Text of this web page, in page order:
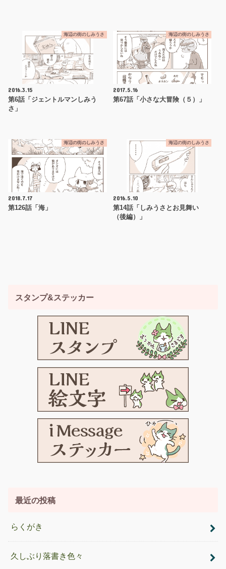
海辺の街のしみうさ
2016.3.15
第6話「ジェントルマンしみう
さ」
海辺の街のしみうさ
2017.5.16
第67話「小さな大冒険（５）」
海辺の街のしみうさ
2018.7.17
第126話「海」
海辺の街のしみうさ
2016.5.10
第14話「しみうさとお見舞い
（後編）」
スタンプ&ステッカー
最近の投稿
らくがき
久しぶり落書き色々